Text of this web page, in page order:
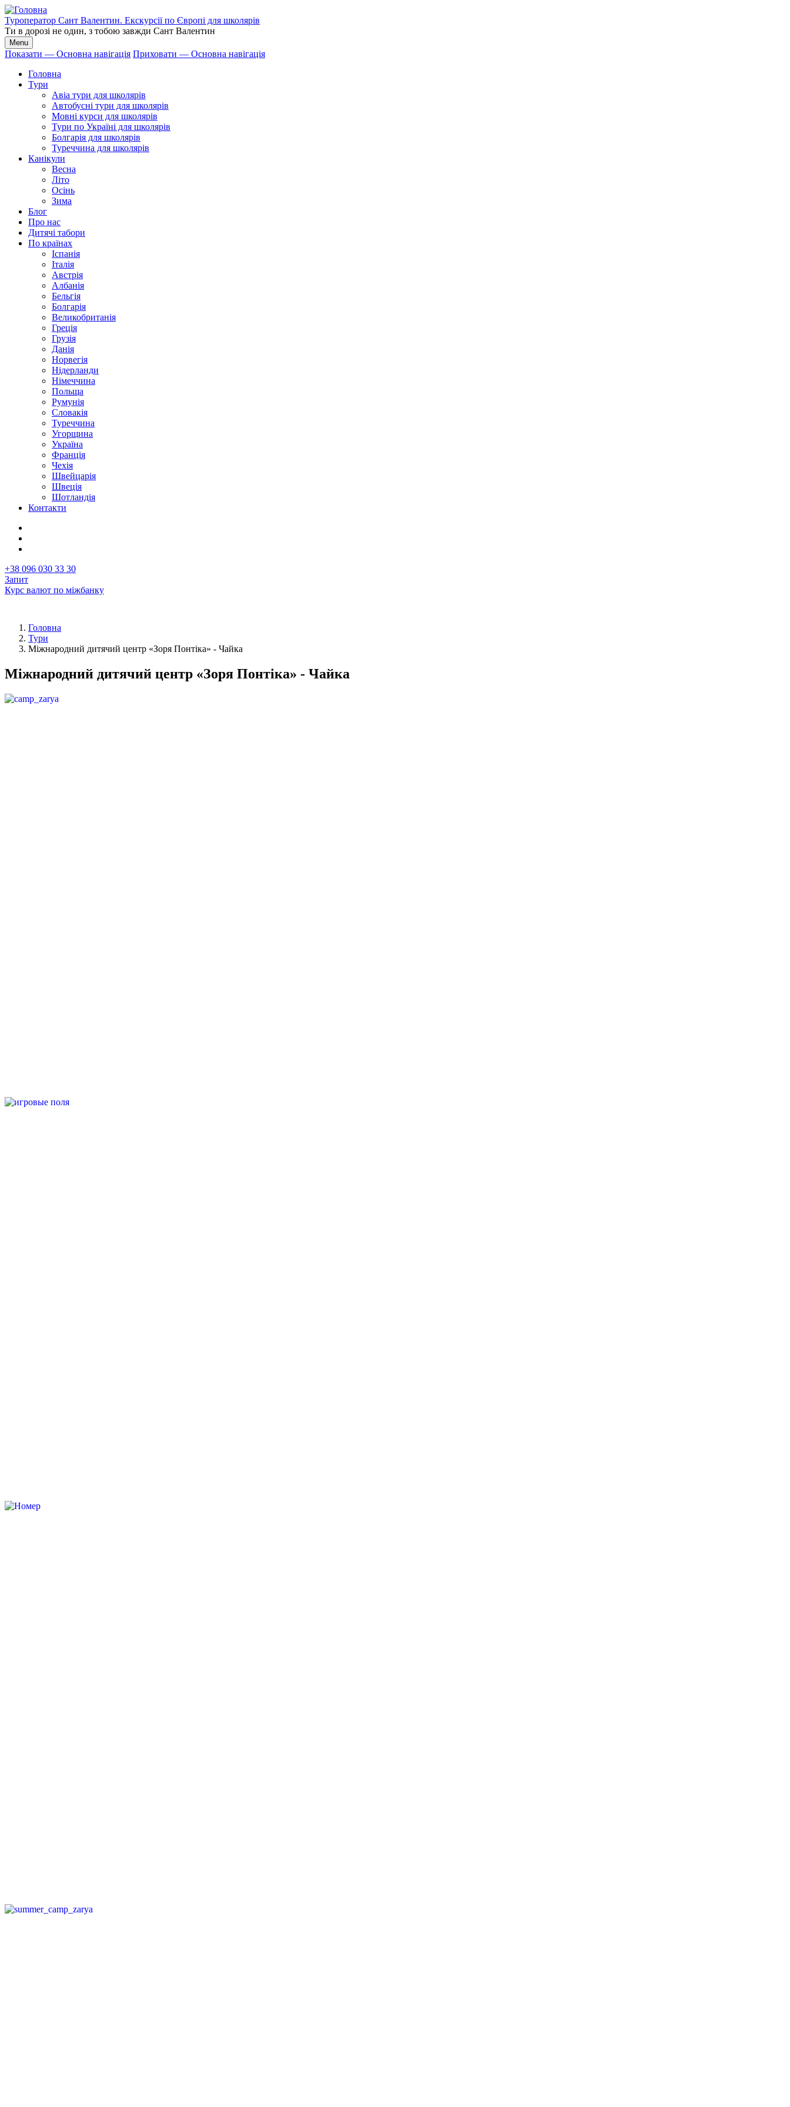
Перейти
до
основного
вмісту
Туроператор Сант Валентин. Екскурсії по Європі для школярів
Ти в дорозі не один, з тобою завжди Сант Валентин
Menu
Основна
навігація
Показати — Основна навігація Приховати — Основна навігація
Головна
Тури
Авіа тури для школярів
Автобусні тури для школярів
Мовні курси для школярів
Тури по Україні для школярів
Болгарія для школярів
Туреччина для школярів
Канікули
Весна
Літо
Осінь
Зима
Блог
Про нас
Дитячі табори
По країнах
Іспанія
Італія
Австрія
Албанія
Бельгія
Болгарія
Великобританія
Греція
Грузія
Данія
Норвегія
Нідерланди
Німеччина
Польща
Румунія
Словакія
Туреччина
Угорщина
Україна
Франція
Чехія
Швейцарія
Швеція
Шотландія
Контакти
+38 096 030 33 30
Запит
Курс валют по міжбанку
Рядок
навіґації
Головна
Тури
Міжнародний дитячий центр «Зоря Понтіка» - Чайка
Міжнародний дитячий центр «Зоря Понтіка» - Чайка